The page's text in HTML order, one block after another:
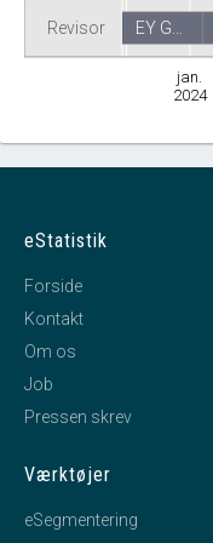
Revisor
jan.
2024
EY G…
eStatistik
Forside
Kontakt
Om os
Job
Pressen skrev
Værktøjer
eSegmentering